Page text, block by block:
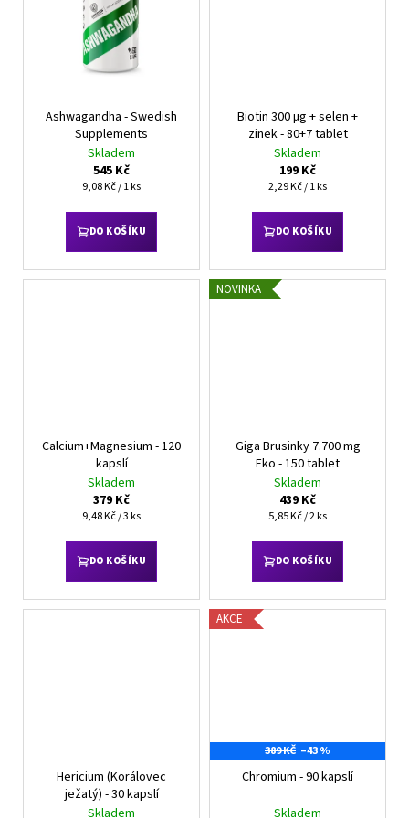
Ashwagandha - Swedish
Supplements
Skladem
545 Kč
Měrná
9,08 Kč / 1 ks
DO KOŠÍKU
Biotin 300 µg + selen +
zinek - 80+7 tablet
Skladem
199 Kč
Měrná
2,29 Kč / 1 ks
DO KOŠÍKU
Calcium+Magnesium - 120
kapslí
Skladem
379 Kč
Měrná
9,48 Kč / 3 ks
DO KOŠÍKU
NOVINKA
Giga Brusinky 7.700 mg
Eko - 150 tablet
Skladem
439 Kč
Měrná
5,85 Kč / 2 ks
DO KOŠÍKU
Hericium (Korálovec
ježatý) - 30 kapslí
Skladem
AKCE
389 KČ –43 %
Chromium - 90 kapslí
Skladem